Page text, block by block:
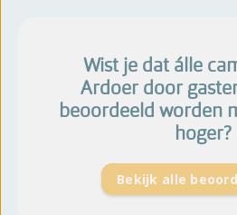
Wist je dat álle
Ardoer door
beoordeeld worden
hoger?
Bekijk alle